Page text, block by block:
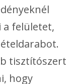
a felületet,
tisztítószert
hogy